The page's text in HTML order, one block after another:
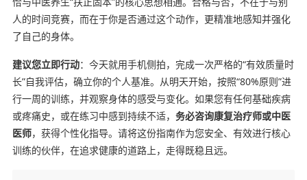
人的时间竞赛，而在于你是否通过这个动作，更精准地感知并强化
了自己的身体。
建议您立即行动：今天就用手机侧拍，完成一次严格的“有效质量时
长”自我评估，确立你的个人基准。从明天开始，按照“80%原则”进
行一周的训练，并观察身体的感受与变化。如果您有任何基础疾病
或疼痛史，或在练习中感到持续不适， 务必咨询康复治疗师或中医
医师，获得个性化指导。请将这份指南作为您安全、有效进行核心
训练的伙伴，在追求健康的道路上，走得既稳且远。